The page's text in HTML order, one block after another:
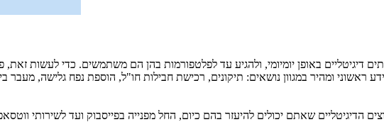
דיגיטליים באופן יומיומי, ולהגיע עד לפלטפורמות בהן הם משתמשים. כדי לעשות
ראשוני ומהיר במגוון נושאים: תיקונים, רכישת חבילות חו"ל, הוספת נפח גלישה, מעבר
הדיגיטליים שאתם יכולים להיעזר בהם כיום, החל מפנייה בפייסבוק ועד לשירותי